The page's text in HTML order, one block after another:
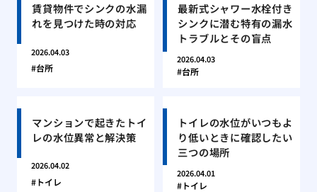
賃貸物件でシンクの水漏
れを見つけた時の対応
2026.04.03
台所
最新式シャワー水栓付き
シンクに潜む特有の漏水
トラブルとその盲点
2026.04.03
台所
マンションで起きたトイ
レの水位異常と解決策
2026.04.02
トイレ
トイレの水位がいつもよ
り低いときに確認したい
三つの場所
2026.04.01
トイレ